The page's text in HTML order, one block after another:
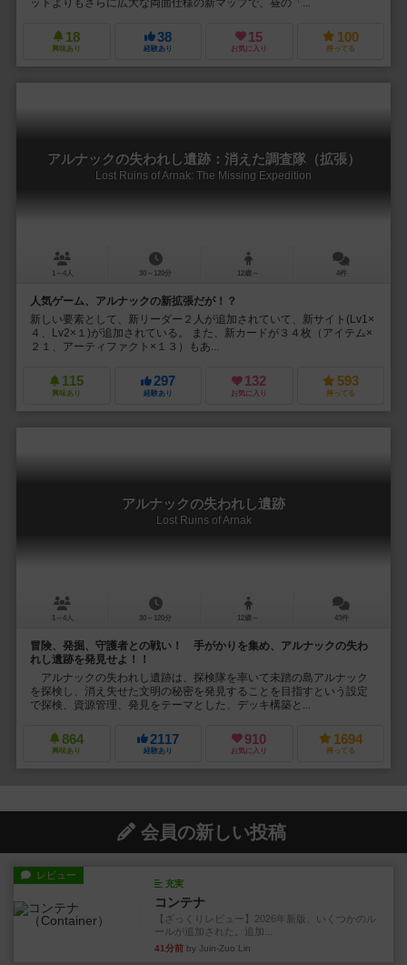
ットよりもさらに広大な両面仕様の新マップで、昼の「...
18
興味あり
38
経験あり
15
お気に入り
100
持ってる
アルナックの失われし遺跡：消えた調査隊（拡張）
Lost Ruins of Arnak: The Missing Expedition
1～4人 30～120分 12歳～ 4件
人気ゲーム、アルナックの新拡張だが！？
新しい要素として、新リーダー２人が追加されていて、新サイト(Lv1×
４、Lv2×１)が追加されている。 また、新カードが３４枚（アイテム×
２１、アーティファクト×１３）もあ...
115
興味あり
297
経験あり
132
お気に入り
593
持ってる
アルナックの失われし遺跡
Lost Ruins of Arnak
1～4人 30～120分 12歳～ 43件
冒険、発掘、守護者との戦い！ 手がかりを集め、アルナックの失わ
れし遺跡を発見せよ！！
アルナックの失われし遺跡は、探検隊を率いて未踏の島アルナック
を探検し、消え失せた文明の秘密を発見することを目指すという設定
で探検、資源管理、発見をテーマとした、デッキ構築と...
864
興味あり
2117
経験あり
910
お気に入り
1694
持ってる
会員の新しい投稿
レビュー
充実
コンテナ
【ざっくりレビュー】2026年新版、いくつかのル
ールが追加された。追加...
41分前 by Juin-Zuo Lin